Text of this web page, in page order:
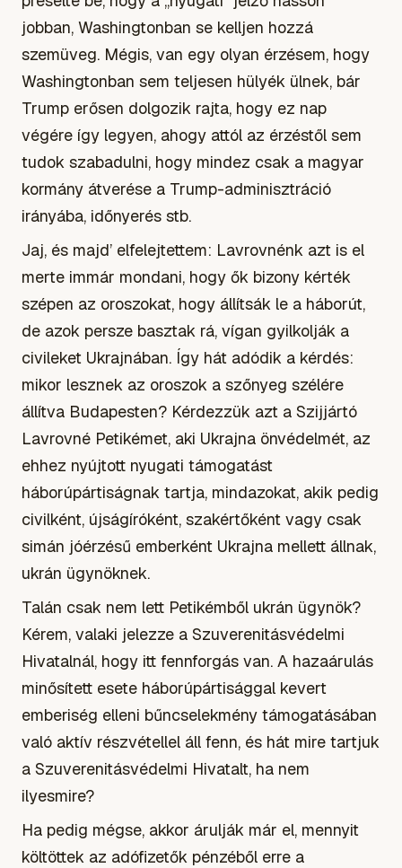
jobban, Washingtonban se kelljen hozzá
szemüveg. Mégis, van egy olyan érzésem, hogy
Washingtonban sem teljesen hülyék ülnek, bár
Trump erősen dolgozik rajta, hogy ez nap
végére így legyen, ahogy attól az érzéstől sem
tudok szabadulni, hogy mindez csak a magyar
kormány átverése a Trump-adminisztráció
irányába, időnyerés stb.
Jaj, és majd’ elfelejtettem: Lavrovnénk azt is el
merte immár mondani, hogy ők bizony kérték
szépen az oroszokat, hogy állítsák le a háborút,
de azok persze basztak rá, vígan gyilkolják a
civileket Ukrajnában. Így hát adódik a kérdés:
mikor lesznek az oroszok a szőnyeg szélére
állítva Budapesten? Kérdezzük azt a Szijjártó
Lavrovné Petikémet, aki Ukrajna önvédelmét, az
ehhez nyújtott nyugati támogatást
háborúpártiságnak tartja, mindazokat, akik pedig
civilként, újságíróként, szakértőként vagy csak
simán jóérzésű emberként Ukrajna mellett állnak,
ukrán ügynöknek.
Talán csak nem lett Petikémből ukrán ügynök?
Kérem, valaki jelezze a Szuverenitásvédelmi
Hivatalnál, hogy itt fennforgás van. A hazaárulás
minősített esete háborúpártisággal kevert
emberiség elleni bűncselekmény támogatásában
való aktív részvétellel áll fenn, és hát mire tartjuk
a Szuverenitásvédelmi Hivatalt, ha nem
ilyesmire?
Ha pedig mégse, akkor árulják már el, mennyit
költöttek az adófizetők pénzéből erre a